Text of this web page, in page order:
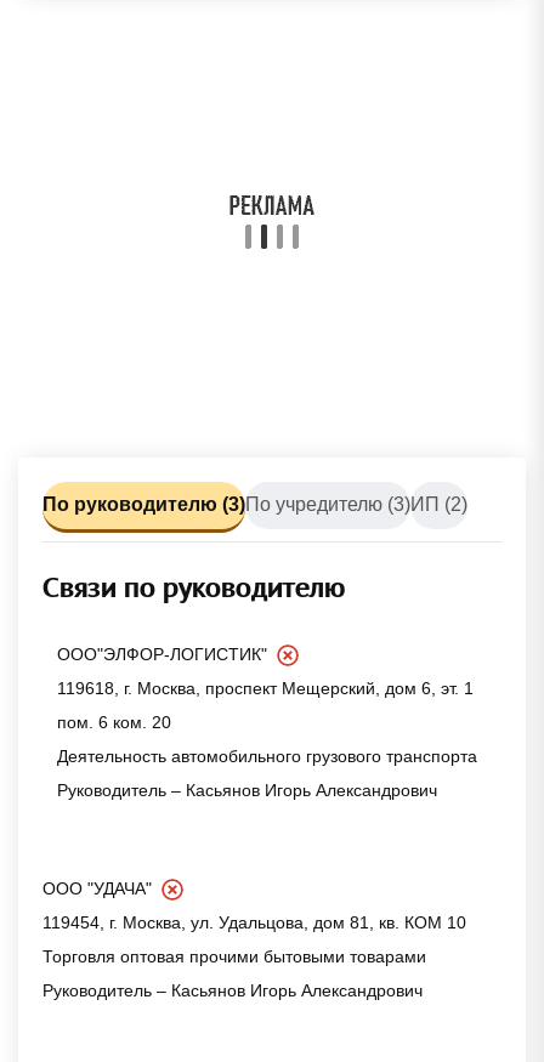
По руководителю (3)По учредителю (3)ИП (2)
Связи по руководителю
ООО"ЭЛФОР-ЛОГИСТИК"
119618, г. Москва, проспект Мещерский, дом 6, эт. 1
пом. 6 ком. 20
Деятельность автомобильного грузового транспорта
Руководитель – Касьянов Игорь Александрович
ООО "УДАЧА"
119454, г. Москва, ул. Удальцова, дом 81, кв. КОМ 10
Торговля оптовая прочими бытовыми товарами
Руководитель – Касьянов Игорь Александрович